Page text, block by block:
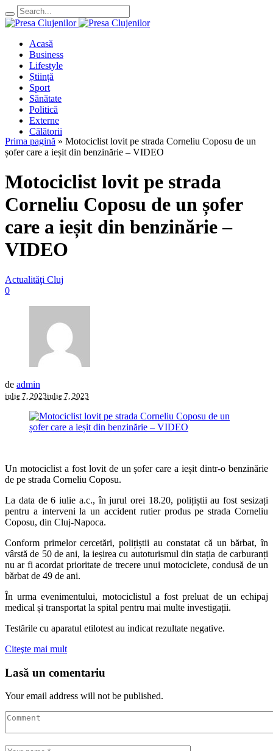
Acasă
Business
Lifestyle
Știință
Sport
Sănătate
Politică
Externe
Călătorii
Prima pagină » Motociclist lovit pe strada Corneliu Coposu de un
șofer care a ieșit din benzinărie – VIDEO
Motociclist lovit pe strada
Corneliu Coposu de un șofer
care a ieșit din benzinărie –
VIDEO
Actualităţi Cluj
0
de admin
iulie 7, 2023iulie 7, 2023
Un motociclist a fost lovit de un șofer care a ieșit dintr-o benzinărie
de pe strada Corneliu Coposu.
La data de 6 iulie a.c., în jurul orei 18.20, polițiștii au fost sesizați
pentru a interveni la un accident rutier produs pe strada Corneliu
Coposu, din Cluj-Napoca.
Conform primelor cercetări, polițiștii au constatat că un bărbat, în
vârstă de 50 de ani, la ieșirea cu autoturismul din stația de carburanți
nu ar fi acordat prioritate de trecere unui motociclete, condusă de un
bărbat de 49 de ani.
În urma evenimentului, motociclistul a fost preluat de un echipaj
medical și transportat la spital pentru mai multe investigații.
Testările cu aparatul etilotest au indicat rezultate negative.
Citeşte mai mult
Lasă un comentariu
Your email address will not be published.